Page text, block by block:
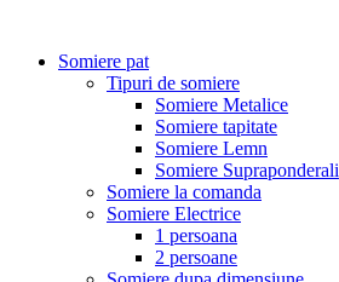
Somiere pat
Tipuri de somiere
Somiere Metalice
Somiere tapitate
Somiere Lemn
Somiere Supraponderali
Somiere la comanda
Somiere Electrice
1 persoana
2 persoane